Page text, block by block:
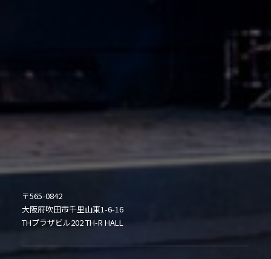
〒565-0842
大阪府吹田市千里山東1-6-16
THプラザビル202 TH-R HALL